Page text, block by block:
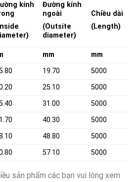
kính
Đường kính
ngoài
(Outsite
diameter)
Chiều dài
(Length)
mm
mm
19.70
5000
25.10
5000
31.00
5000
40.30
5000
48.80
5000
57.10 5000
sản phẩm các bạn vui lòng xem